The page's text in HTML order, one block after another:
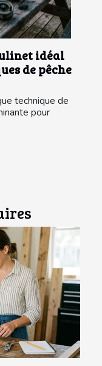
idéal
de pêche
technique de
pour